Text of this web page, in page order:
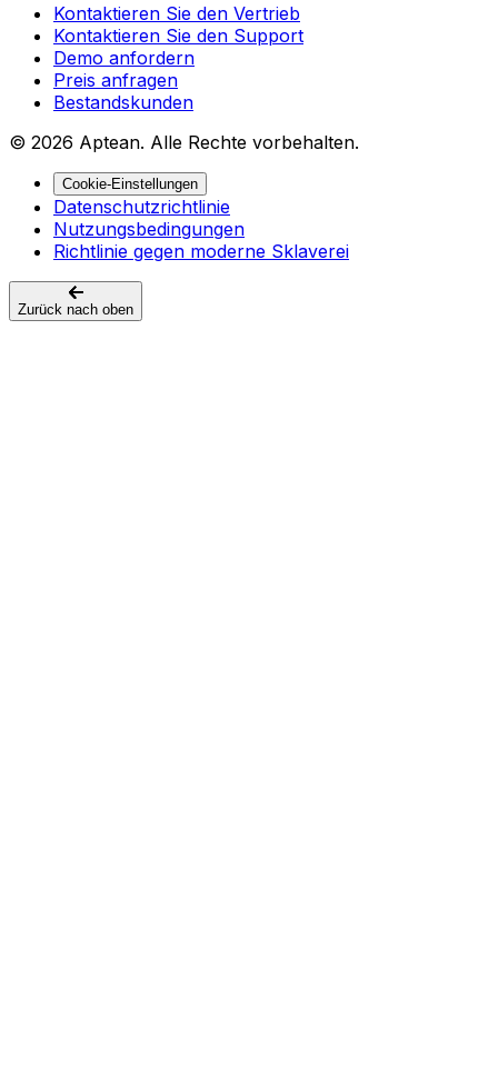
Kontaktieren Sie den Vertrieb
Kontaktieren Sie den Support
Demo anfordern
Preis anfragen
Bestandskunden
© 2026 Aptean. Alle Rechte vorbehalten.
Cookie-Einstellungen
Datenschutzrichtlinie
Nutzungsbedingungen
Richtlinie gegen moderne Sklaverei
Zurück nach oben